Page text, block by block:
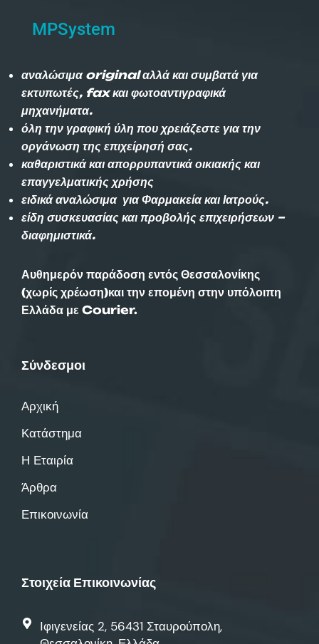
MPSystem
αναλώσιμα original αλλά και συμβατά για
εκτυπωτές, fax και φωτοαντιγραφικά
μηχανήματα.
όλη την γραφική ύλη που χρειάζεστε για την
οργάνωση της επιχείρησή σας.
καθαριστικά και απορρυπαντικά οικιακής και
επαγγελματικής χρήσης
ειδικά αναλώσιμα για Φαρμακεία και Ιατρούς.
είδη συσκευασίας και προβολής επιχειρήσεων –
διαφημιστικά.
Αυθημερόν παράδοση εντός Θεσσαλονίκης
(χωρίς χρέωση)και την επομένη στην υπόλοιπη
Ελλάδα με Courier.
Σύνδεσμοι
Αρχική
Κατάστημα
Η Εταιρία
Άρθρα
Επικοινωνία
Στοιχεία Επικοινωνίας
Ιφιγενείας 2, 56431 Σταυρούπολη,